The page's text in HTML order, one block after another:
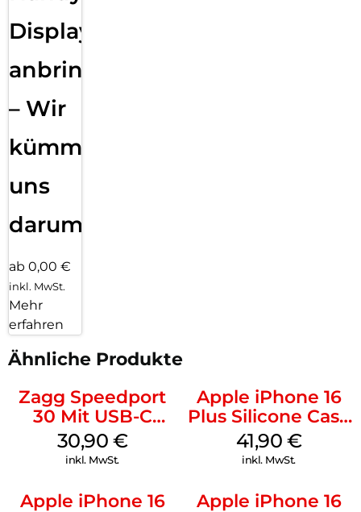
Displayfolie
anbringen
– Wir
kümmern
uns
darum!
ab 0,00 €
inkl. MwSt.
Mehr
erfahren
Ähnliche Produkte
Zagg Speedport
30 Mit USB-C
Kabel Weiß
30,90 €
inkl. MwSt.
Apple iPhone 16
Plus Silicone Case
MagSafe Stone
Gray
41,90 €
inkl. MwSt.
Apple iPhone 16
Apple iPhone 16